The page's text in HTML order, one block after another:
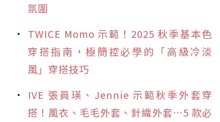
氛圍
TWICE Momo 示範！2025 秋季基本色
穿搭指南，極簡控必學的「高級冷淡
風」穿搭技巧
IVE 張員瑛、Jennie 示範秋季外套穿
搭！風衣、毛毛外套、針織外套⋯5 款必